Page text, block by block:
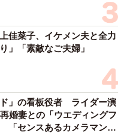
で、主に症状の安定と
。医療費として自立支
希望時に利用しやすいメ
るリワーク
佳菜子、イケメン夫と全力
」「素敵なご夫婦」
」の看板役者 ライダー演
婚妻との「ウエディングフ
「センスあるカメラマン求